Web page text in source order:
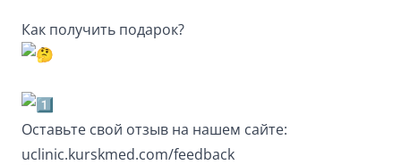
Как получить подарок?
Оставьте свой отзыв на нашем сайте:
uclinic.kurskmed.com/feedback